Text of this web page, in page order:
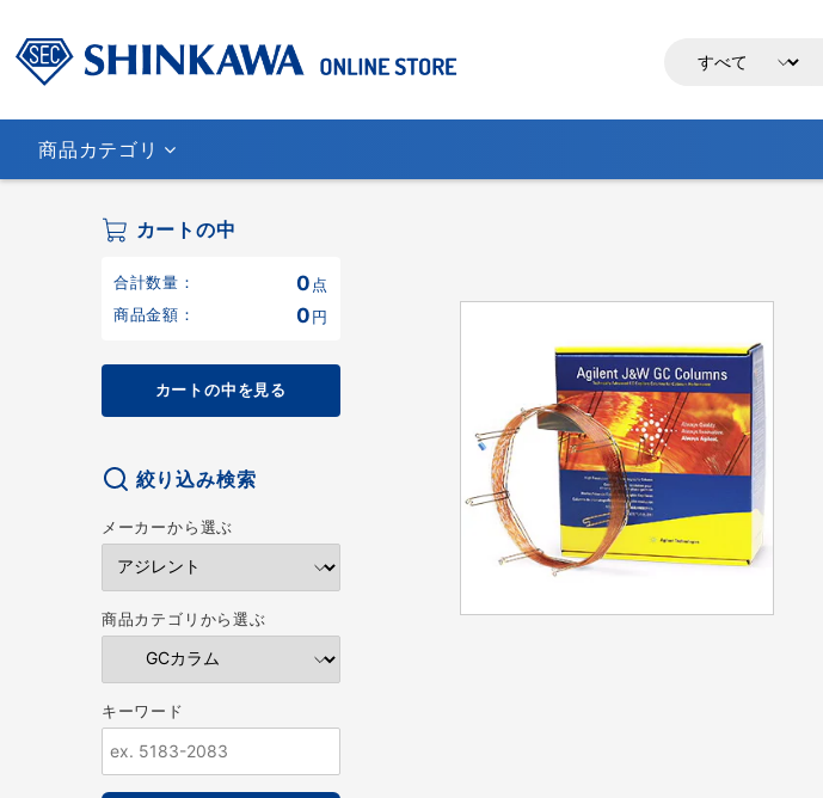
商品カテゴリ
カートの中
合計数量： 0点
商品金額：
0円
カートの中を見る
絞り込み検索
メーカーから選ぶ
商品カテゴリから選ぶ
キーワード